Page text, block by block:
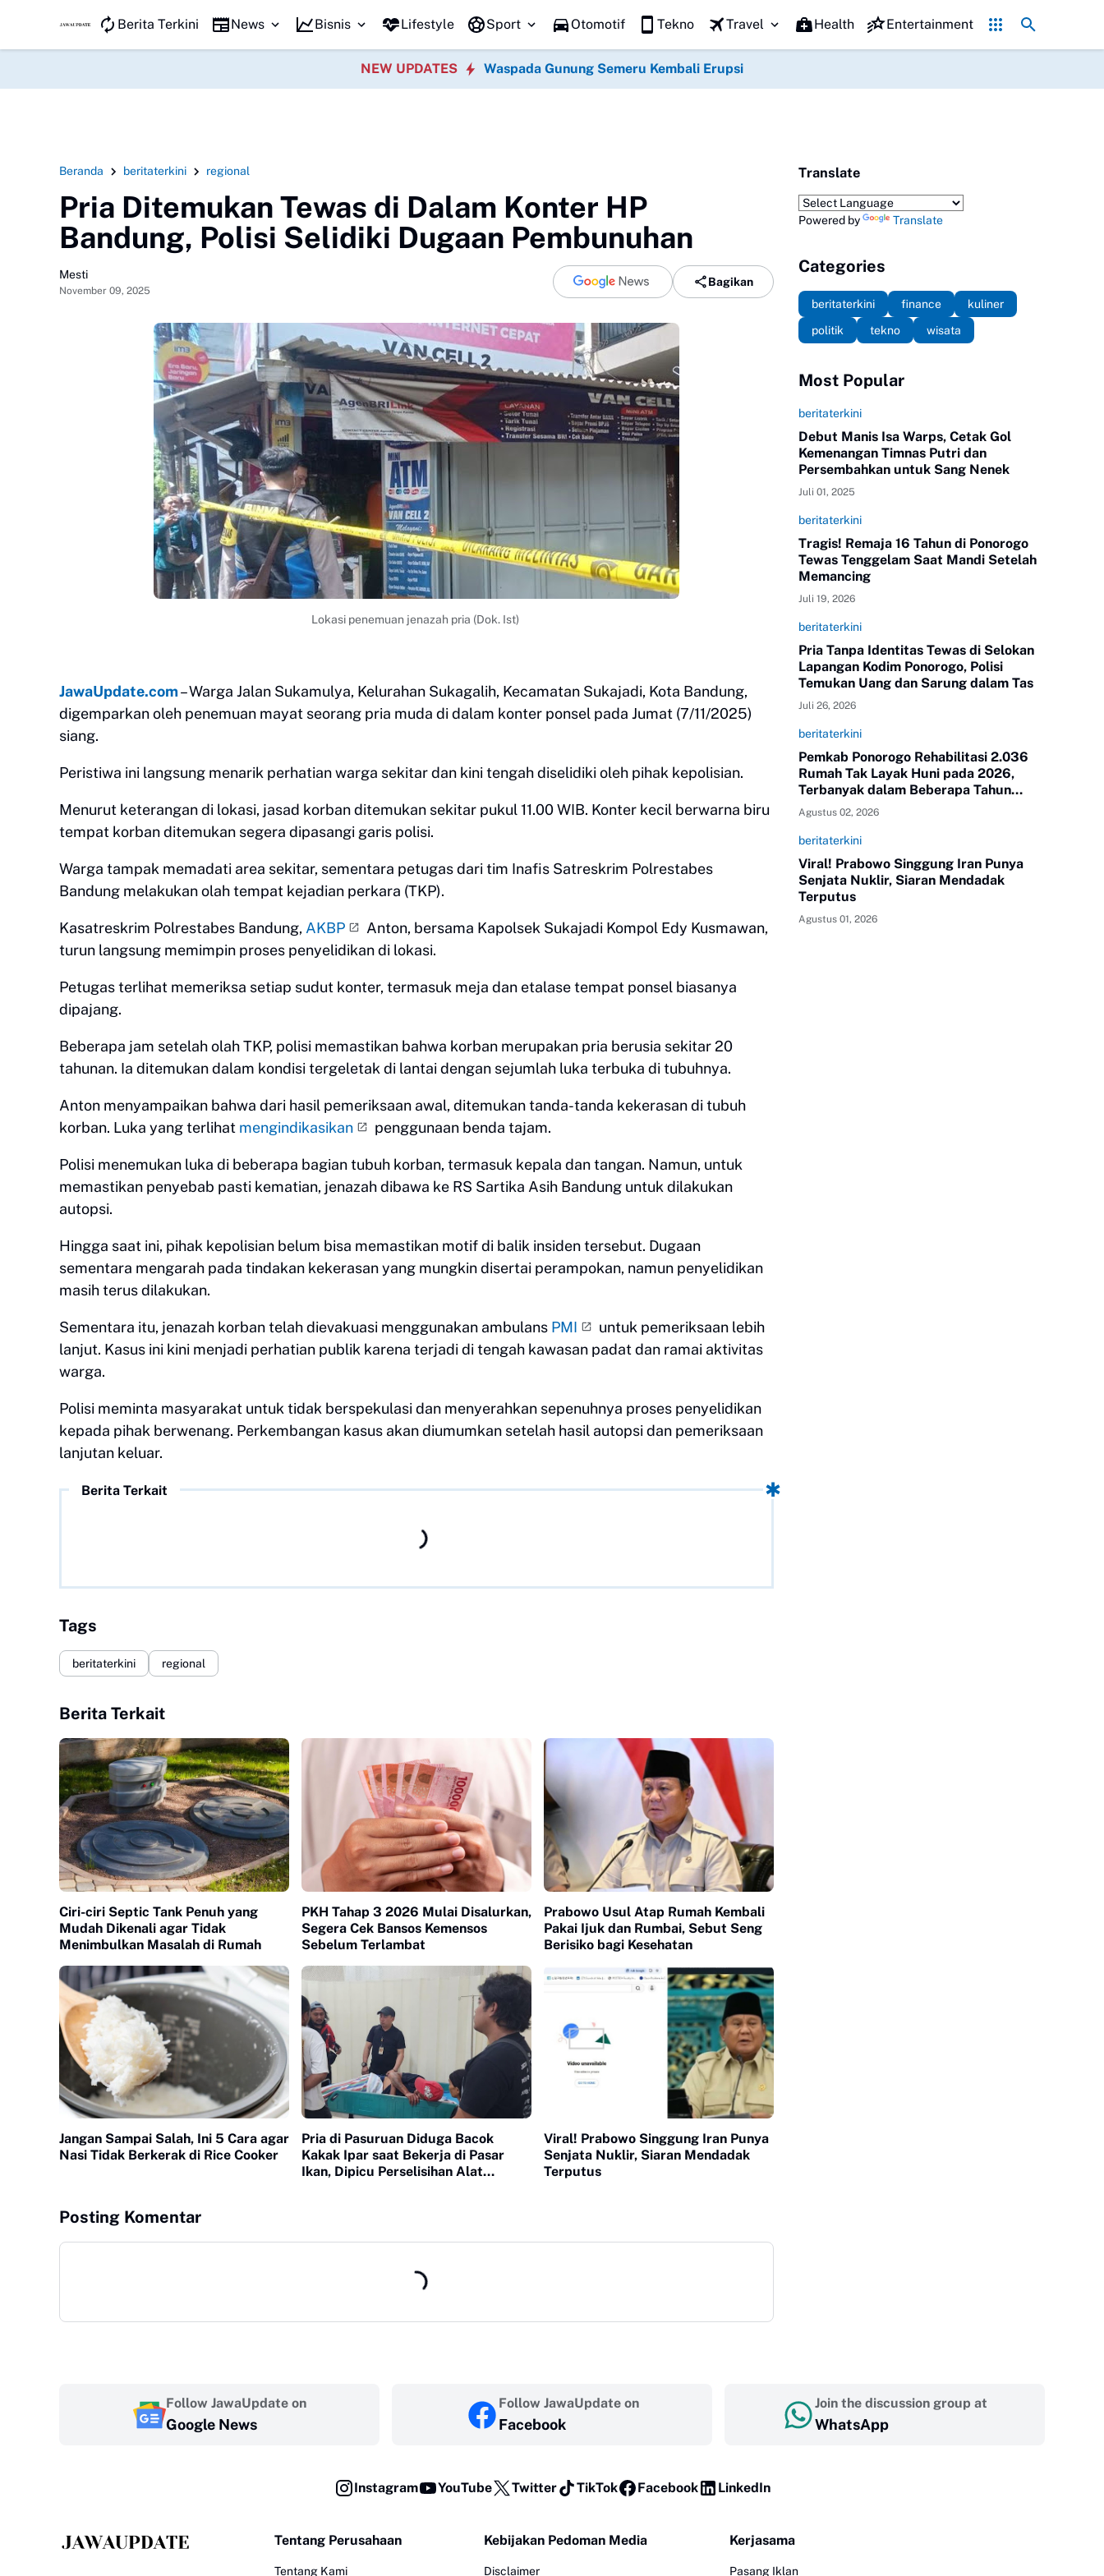
JAWA KILAT Promo Hari jadi Ponorogo ke-530, Puluhan Tempat Kuliner Beri Diskon hingga 53 Persen Daftar Tablet Mini Terbaik 2026, Cocok untuk Produktivitas
Berita Terkini News Bisnis Lifestyle Sport Otomotif Tekno Travel Health Entertainment
NEW UPDATES Waspada Gunung Semeru Kembali Erupsi
Beranda beritaterkini regional
Pria Ditemukan Tewas di Dalam Konter HP
Bandung, Polisi Selidiki Dugaan Pembunuhan
Mesti
November 09, 2025
Bagikan
Lokasi penemuan jenazah pria (Dok. Ist)
JawaUpdate.com– Warga Jalan Sukamulya, Kelurahan Sukagalih, Kecamatan Sukajadi, Kota Bandung,
digemparkan oleh penemuan mayat seorang pria muda di dalam konter ponsel pada Jumat (7/11/2025)
siang.
Peristiwa ini langsung menarik perhatian warga sekitar dan kini tengah diselidiki oleh pihak kepolisian.
Menurut keterangan di lokasi, jasad korban ditemukan sekitar pukul 11.00 WIB. Konter kecil berwarna biru
tempat korban ditemukan segera dipasangi garis polisi.
Warga tampak memadati area sekitar, sementara petugas dari tim Inafis Satreskrim Polrestabes
Bandung melakukan olah tempat kejadian perkara (TKP).
Kasatreskrim Polrestabes Bandung, AKBP
Anton, bersama Kapolsek Sukajadi Kompol Edy Kusmawan,
turun langsung memimpin proses penyelidikan di lokasi.
Petugas terlihat memeriksa setiap sudut konter, termasuk meja dan etalase tempat ponsel biasanya
dipajang.
Beberapa jam setelah olah TKP, polisi memastikan bahwa korban merupakan pria berusia sekitar 20
tahunan. Ia ditemukan dalam kondisi tergeletak di lantai dengan sejumlah luka terbuka di tubuhnya.
Anton menyampaikan bahwa dari hasil pemeriksaan awal, ditemukan tanda-tanda kekerasan di tubuh
korban. Luka yang terlihat mengindikasikan penggunaan benda tajam.
Polisi menemukan luka di beberapa bagian tubuh korban, termasuk kepala dan tangan. Namun, untuk
memastikan penyebab pasti kematian, jenazah dibawa ke RS Sartika Asih Bandung untuk dilakukan
autopsi.
Hingga saat ini, pihak kepolisian belum bisa memastikan motif di balik insiden tersebut. Dugaan
sementara mengarah pada tindakan kekerasan yang mungkin disertai perampokan, namun penyelidikan
masih terus dilakukan.
Sementara itu, jenazah korban telah dievakuasi menggunakan ambulans PMI
untuk pemeriksaan lebih
lanjut. Kasus ini kini menjadi perhatian publik karena terjadi di tengah kawasan padat dan ramai aktivitas
warga.
Polisi meminta masyarakat untuk tidak berspekulasi dan menyerahkan sepenuhnya proses penyelidikan
kepada pihak berwenang. Perkembangan kasus akan diumumkan setelah hasil autopsi dan pemeriksaan
lanjutan keluar.
Berita Terkait
Tags
beritaterkini regional
Berita Terkait
Ciri-ciri Septic Tank Penuh yang
Mudah Dikenali agar Tidak
Menimbulkan Masalah di Rumah
PKH Tahap 3 2026 Mulai Disalurkan,
Segera Cek Bansos Kemensos
Sebelum Terlambat
Prabowo Usul Atap Rumah Kembali
Pakai Ijuk dan Rumbai, Sebut Seng
Berisiko bagi Kesehatan
Jangan Sampai Salah, Ini 5 Cara agar
Nasi Tidak Berkerak di Rice Cooker
Pria di Pasuruan Diduga Bacok
Kakak Ipar saat Bekerja di Pasar
Ikan, Dipicu Perselisihan Alat
Viral! Prabowo Singgung Iran Punya
Senjata Nuklir, Siaran Mendadak
Terputus
Posting Komentar
Translate
Powered by Translate
Categories
beritaterkini finance
kuliner
politik
tekno wisata
Most Popular
beritaterkini
Debut Manis Isa Warps, Cetak Gol
Kemenangan Timnas Putri dan
Persembahkan untuk Sang Nenek
Juli 01, 2025
beritaterkini
Tragis! Remaja 16 Tahun di Ponorogo
Tewas Tenggelam Saat Mandi Setelah
Memancing
Juli 19, 2026
beritaterkini
Pria Tanpa Identitas Tewas di Selokan
Lapangan Kodim Ponorogo, Polisi
Temukan Uang dan Sarung dalam Tas
Juli 26, 2026
beritaterkini
Pemkab Ponorogo Rehabilitasi 2.036
Rumah Tak Layak Huni pada 2026,
Terbanyak dalam Beberapa Tahun
Terakhir
Agustus 02, 2026
beritaterkini
Viral! Prabowo Singgung Iran Punya
Senjata Nuklir, Siaran Mendadak
Terputus
Agustus 01, 2026
Follow JawaUpdate on
Google News
Follow JawaUpdate on
Facebook
Join the discussion group at
WhatsApp
Instagram YouTube Twitter TikTok Facebook LinkedIn
Tentang Perusahaan
Tentang Kami
Kebijakan Pedoman Media
Disclaimer
Kerjasama
Pasang Iklan